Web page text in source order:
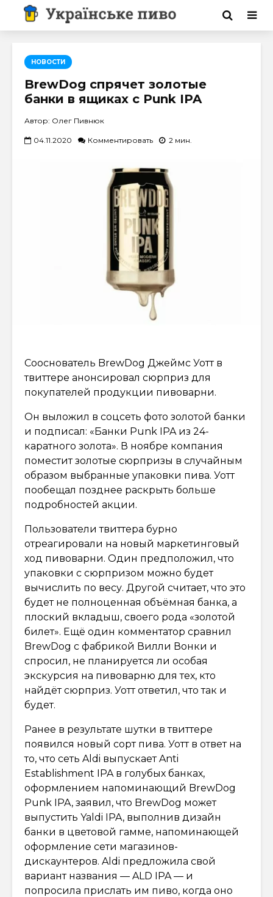
НОВОСТИ
BrewDog спрячет золотые
банки в ящиках с Punk IPA
Автор: Олег Пивнюк
04.11.2020 Комментировать 2 мин.
Сооснователь BrewDog Джеймс Уотт в
твиттере анонсировал сюрприз для
покупателей продукции пивоварни.
Он выложил в соцсеть фото золотой банки
и подписал: «Банки Punk IPA из 24-
каратного золота». В ноябре компания
поместит золотые сюрпризы в случайным
образом выбранные упаковки пива. Уотт
пообещал позднее раскрыть больше
подробностей акции.
Пользователи твиттера бурно
отреагировали на новый маркетинговый
ход пивоварни. Один предположил, что
упаковки с сюрпризом можно будет
вычислить по весу. Другой считает, что это
будет не полноценная объёмная банка, а
плоский вкладыш, своего рода «золотой
билет». Ещё один комментатор сравнил
BrewDog с фабрикой Вилли Вонки и
спросил, не планируется ли особая
экскурсия на пивоварню для тех, кто
найдёт сюрприз. Уотт ответил, что так и
будет.
Ранее в результате шутки в твиттере
появился новый сорт пива. Уотт в ответ на
то, что сеть Aldi выпускает Anti
Establishment IPA в голубых банках,
оформлением напоминающий BrewDog
Punk IPA, заявил, что BrewDog может
выпустить Yaldi IPA, выполнив дизайн
банки в цветовой гамме, напоминающей
оформление сети магазинов-
дискаунтеров. Aldi предложила свой
вариант названия — ALD IPA — и
попросила прислать им пиво, когда оно